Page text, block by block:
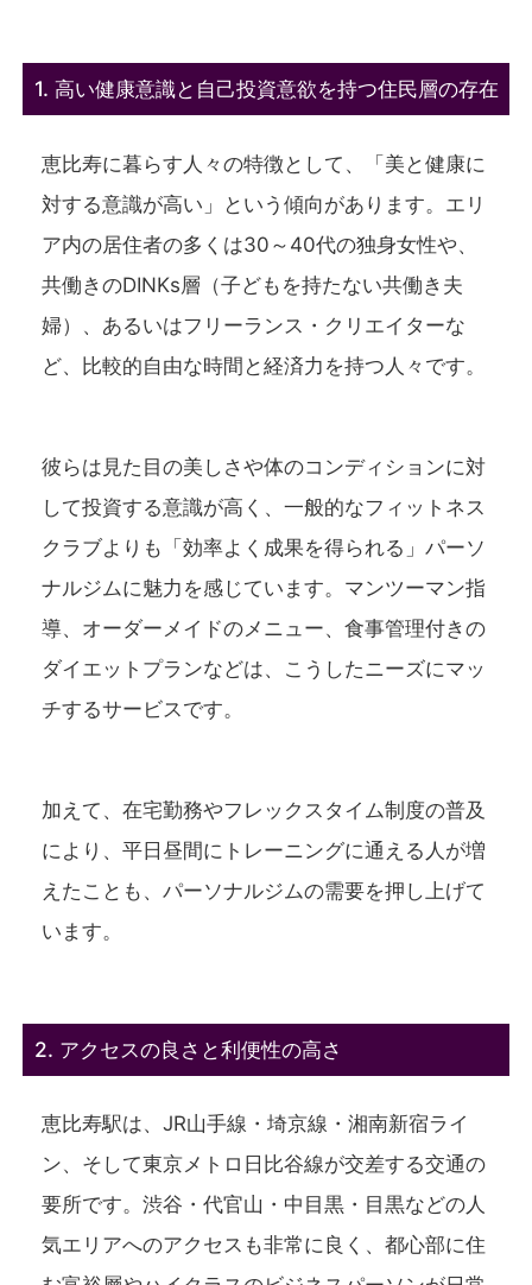
1. 高い健康意識と自己投資意欲を持つ住民層の存在
恵比寿に暮らす人々の特徴として、「美と健康に
対する意識が高い」という傾向があります。エリ
ア内の居住者の多くは30～40代の独身女性や、
共働きのDINKs層（子どもを持たない共働き夫
婦）、あるいはフリーランス・クリエイターな
ど、比較的自由な時間と経済力を持つ人々です。
彼らは見た目の美しさや体のコンディションに対
して投資する意識が高く、一般的なフィットネス
クラブよりも「効率よく成果を得られる」パーソ
ナルジムに魅力を感じています。マンツーマン指
導、オーダーメイドのメニュー、食事管理付きの
ダイエットプランなどは、こうしたニーズにマッ
チするサービスです。
加えて、在宅勤務やフレックスタイム制度の普及
により、平日昼間にトレーニングに通える人が増
えたことも、パーソナルジムの需要を押し上げて
います。
2. アクセスの良さと利便性の高さ
恵比寿駅は、JR山手線・埼京線・湘南新宿ライ
ン、そして東京メトロ日比谷線が交差する交通の
要所です。渋谷・代官山・中目黒・目黒などの人
気エリアへのアクセスも非常に良く、都心部に住